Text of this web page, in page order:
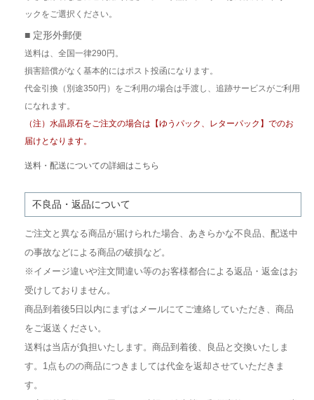
ックをご選択ください。
■ 定形外郵便
送料は、全国一律290円。
損害賠償がなく基本的にはポスト投函になります。
代金引換（別途350円）をご利用の場合は手渡し、追跡サービスがご利用
になれます。
（注）水晶原石をご注文の場合は【ゆうパック、レターパック】でのお
届けとなります。
送料・配送についての詳細はこちら
不良品・返品について
ご注文と異なる商品が届けられた場合、あきらかな不良品、配送中
の事故などによる商品の破損など。
※イメージ違いや注文間違い等のお客様都合による返品・返金はお
受けしておりません。
商品到着後5日以内にまずはメールにてご連絡していただき、商品
をご返送ください。
送料は当店が負担いたします。商品到着後、良品と交換いたしま
す。1点ものの商品につきましては代金を返却させていただきま
す。